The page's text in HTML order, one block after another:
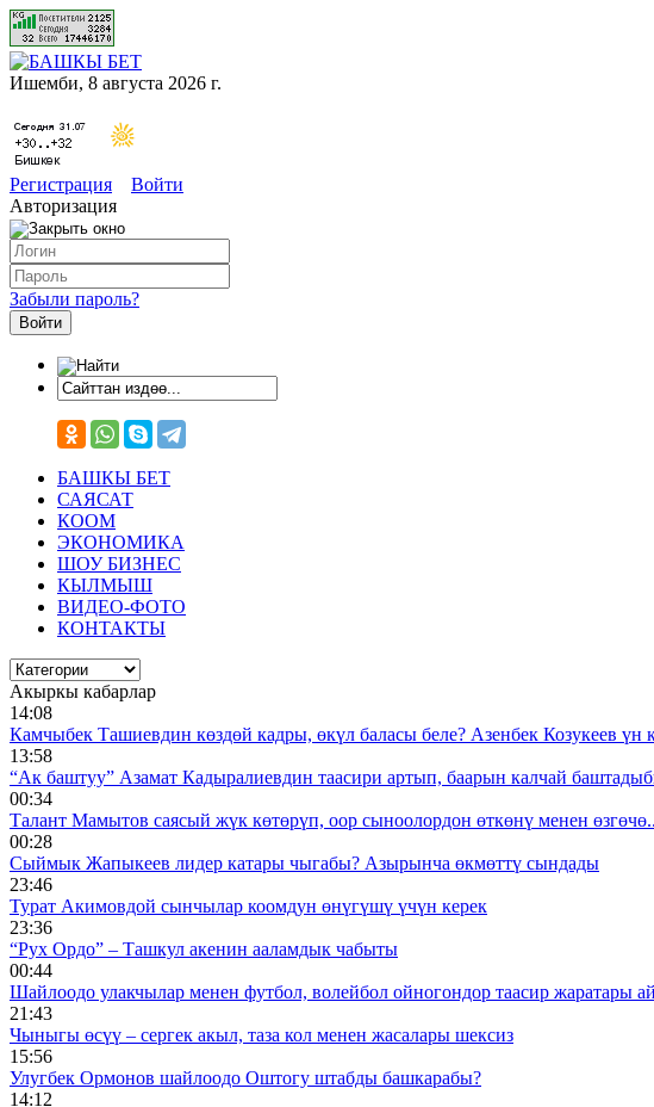
Ишемби, 8 августа 2026 г.
Регистрация
Войти
Авторизация
Забыли пароль?
БАШКЫ БЕТ
САЯСАТ
КООМ
ЭКОНОМИКА
ШОУ БИЗНЕС
КЫЛМЫШ
ВИДЕО-ФОТО
КОНТАКТЫ
Акыркы кабарлар
14:08
Камчыбек Ташиевдин көздөй кадры, өкүл баласы беле? Азенбек Козукеев үн
13:58
“Ак баштуу” Азамат Кадыралиевдин таасири артып, баарын калчай
00:34
Талант Мамытов саясый жүк көтөрүп, оор сыноолордон өткөнү менен
00:28
Сыймык Жапыкеев лидер катары чыгабы? Азырынча өкмөттү сындады
23:46
Турат Акимовдой сынчылар коомдун өнүгүшү үчүн керек
23:36
“Рух Ордо” – Ташкул акенин ааламдык чабыты
00:44
Шайлоодо улакчылар менен футбол, волейбол ойногондор таасир жаратары
21:43
Чыныгы өсүү – сергек акыл, таза кол менен жасалары шексиз
15:56
Улугбек Ормонов шайлоодо Оштогу штабды башкарабы?
14:12